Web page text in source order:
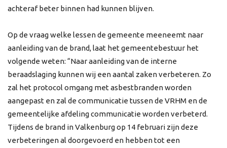
achteraf beter binnen had kunnen blijven.
Op de vraag welke lessen de gemeente meeneemt naar
aanleiding van de brand, laat het gemeentebestuur het
volgende weten: “Naar aanleiding van de interne
beraadslaging kunnen wij een aantal zaken verbeteren. Zo
zal het protocol omgang met asbestbranden worden
aangepast en zal de communicatie tussen de VRHM en de
gemeentelijke afdeling communicatie worden verbeterd.
Tijdens de brand in Valkenburg op 14 februari zijn deze
verbeteringen al doorgevoerd en hebben tot een